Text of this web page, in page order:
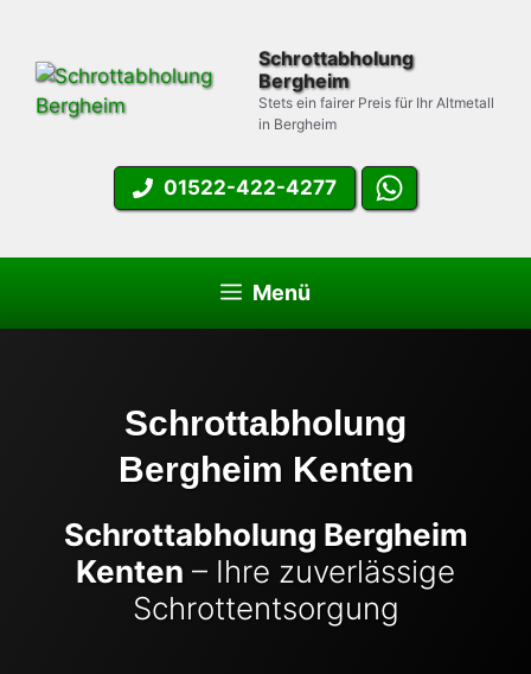
springen
Schrottabholung
Bergheim
Stets ein fairer Preis für Ihr Altmetall
in Bergheim
01522-422-4277
Menü
Schrottabholung
Bergheim Kenten
Schrottabholung Bergheim
Kenten – Ihre zuverlässige
Schrottentsorgung